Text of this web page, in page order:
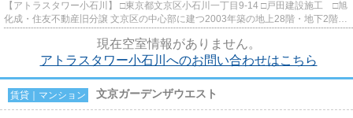
【アトラスタワー小石川】 □東京都文京区小石川一丁目9-14 □戸田建設施工 □旭
化成・住友不動産旧分譲 文京区の中心部に建つ2003年築の地上28階・地下2階建
現在空室情報がありません。
アトラスタワー小石川へのお問い合わせはこちら
賃貸｜マンション 文京ガーデンザウエスト